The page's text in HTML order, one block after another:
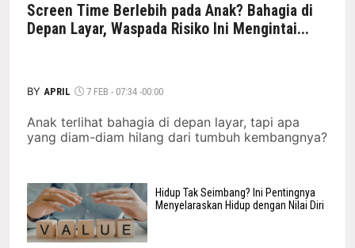
Screen Time Berlebih pada Anak? Bahagia di
Depan Layar, Waspada Risiko Ini Mengintai...
BY APRIL 7 FEB - 07:34 -00:00
Anak terlihat bahagia di depan layar, tapi apa
yang diam-diam hilang dari tumbuh kembangnya?
Hidup Tak Seimbang? Ini Pentingnya
Menyelaraskan Hidup dengan Nilai Diri